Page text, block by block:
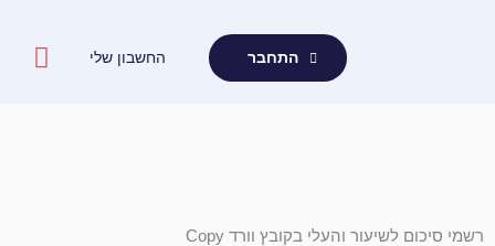
התחבר
החשבון שלי
רשמי סיכום לשיעור והעלי בקובץ וורד Copy